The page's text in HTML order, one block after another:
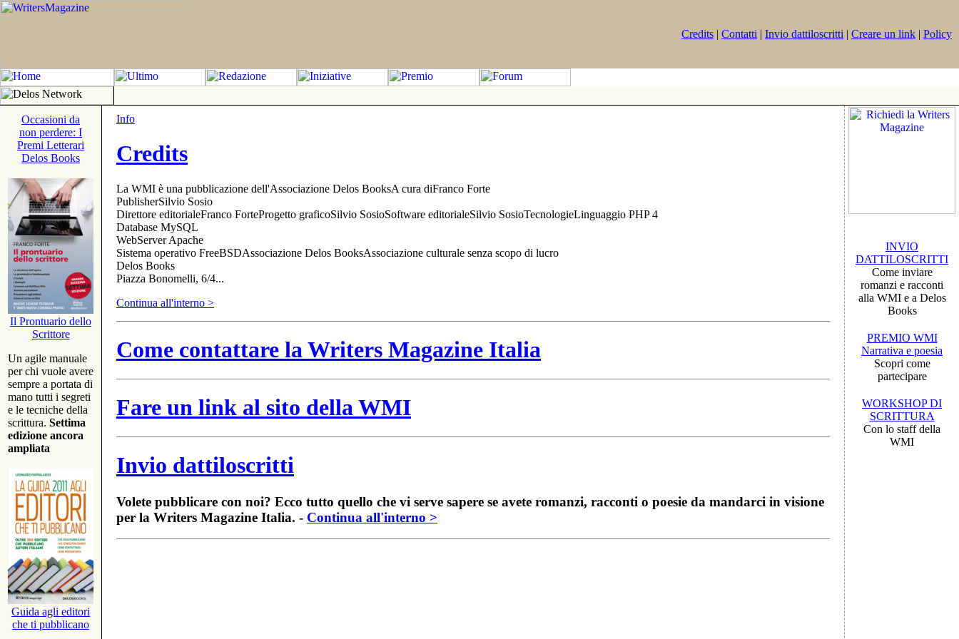
Credits | Contatti | Invio dattiloscritti | Creare un link | Policy
Occasioni da
non perdere: I
Premi Letterari
Delos Books
Il Prontuario dello
Scrittore
Un agile manuale
per chi vuole avere
sempre a portata di
mano tutti i segreti
e le tecniche della
scrittura. Settima
edizione ancora
ampliata
Guida agli editori
che ti pubblicano
Info
Credits
La WMI è una pubblicazione dell'Associazione Delos BooksA cura diFranco Forte
PublisherSilvio Sosio
Direttore editorialeFranco ForteProgetto graficoSilvio SosioSoftware editorialeSilvio SosioTecnologieLinguaggio PHP 4
Database MySQL
WebServer Apache
Sistema operativo FreeBSDAssociazione Delos BooksAssociazione culturale senza scopo di lucro
Delos Books
Piazza Bonomelli, 6/4...
Continua all'interno >
Come contattare la Writers Magazine Italia
Fare un link al sito della WMI
Invio dattiloscritti
Volete pubblicare con noi? Ecco tutto quello che vi serve sapere se avete romanzi, racconti o poesie da mandarci in visione
per la Writers Magazine Italia. - Continua all'interno >
INVIO
DATTILOSCRITTI
Come inviare
romanzi e racconti
alla WMI e a Delos
Books
PREMIO WMI
Narrativa e poesia
Scopri come
partecipare
WORKSHOP DI
SCRITTURA
Con lo staff della
WMI